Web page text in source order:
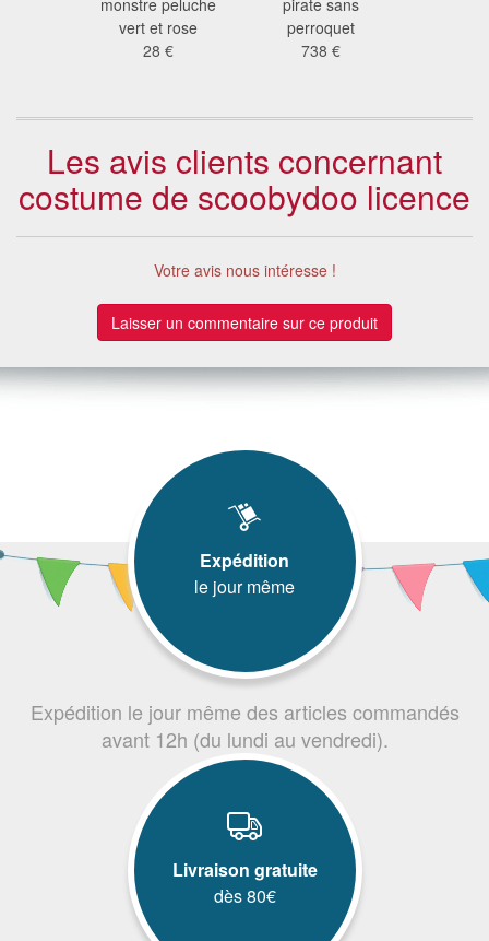
vert et rose
28 €
perroquet
738 €
Les avis clients concernant
costume de scoobydoo licence
Votre avis nous intéresse !
Laisser un commentaire sur ce produit
Expédition
le jour même
Expédition le jour même des articles commandés
avant 12h (du lundi au vendredi).
Livraison gratuite
dès 80€